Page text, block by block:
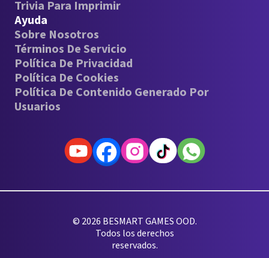
Trivia Para Imprimir
Ayuda
Sobre Nosotros
Términos De Servicio
Política De Privacidad
Política De Cookies
Política De Contenido Generado Por
Usuarios
© 2026 BESMART GAMES OOD.
Todos los derechos
reservados.